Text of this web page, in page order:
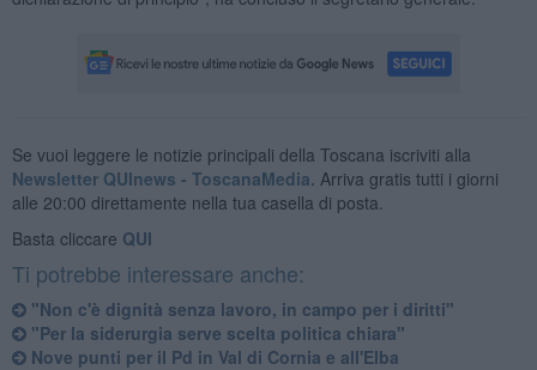
Se vuoi leggere le notizie principali della Toscana iscriviti alla
Newsletter QUInews - ToscanaMedia. Arriva gratis tutti i giorni
alle 20:00 direttamente nella tua casella di posta.
Basta cliccare QUI
Ti potrebbe interessare anche:
"Non c'è dignità senza lavoro, in campo per i diritti"
"Per la siderurgia serve scelta politica chiara"
Nove punti per il Pd in Val di Cornia e all'Elba